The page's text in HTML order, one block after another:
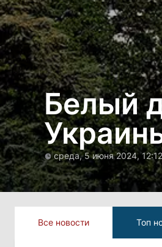
Белый
среда, 5 июня 2024, 12:12
Все новости Топ